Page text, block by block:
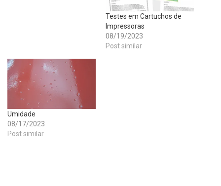
Testes em Cartuchos de
Impressoras
08/19/2023
Post similar
Umidade
08/17/2023
Post similar